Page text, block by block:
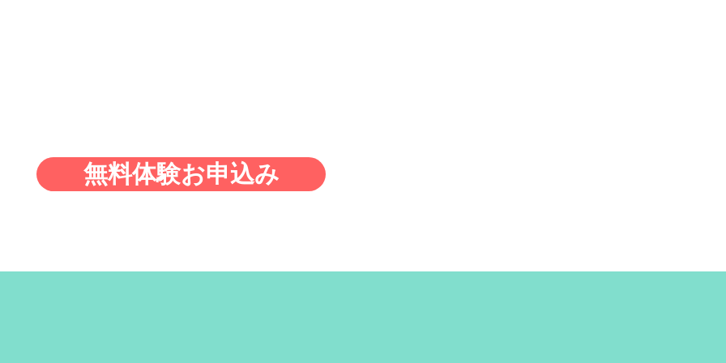
無料体験お申込み